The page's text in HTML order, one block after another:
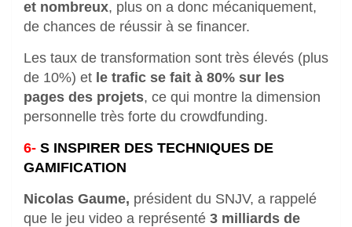
et nombreux, plus on a donc mécaniquement,
de chances de réussir à se financer.
Les taux de transformation sont très élevés (plus
de 10%) et le trafic se fait à 80% sur les
pages des projets, ce qui montre la dimension
personnelle très forte du crowdfunding.
6- S INSPIRER DES TECHNIQUES DE
GAMIFICATION
Nicolas Gaume, président du SNJV, a rappelé
que le jeu video a représenté 3 milliards de